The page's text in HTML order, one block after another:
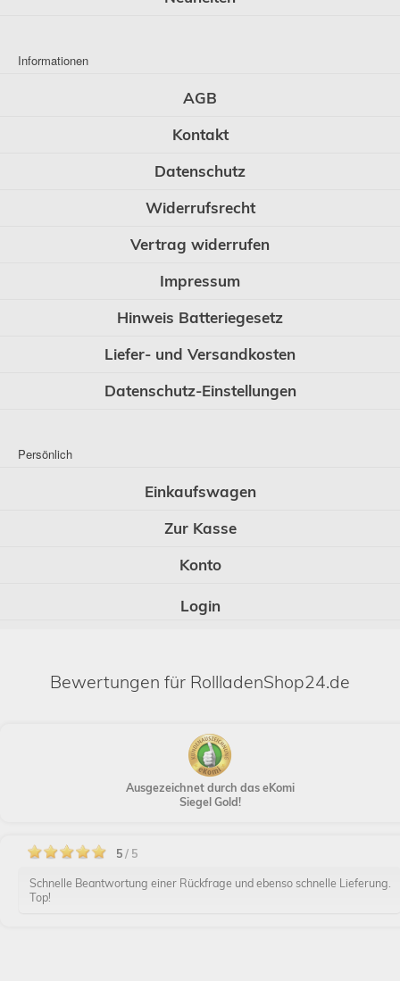
Informationen
AGB
Kontakt
Datenschutz
Widerrufsrecht
Vertrag widerrufen
Impressum
Hinweis Batteriegesetz
Liefer- und Versandkosten
Datenschutz-Einstellungen
Persönlich
Einkaufswagen
Zur Kasse
Konto
Login
Bewertungen für RollladenShop24.de
Ausgezeichnet durch das eKomi
Siegel Gold!
5/ 5
Schnelle Beantwortung einer Rückfrage und ebenso schnelle Lieferung.
Top!